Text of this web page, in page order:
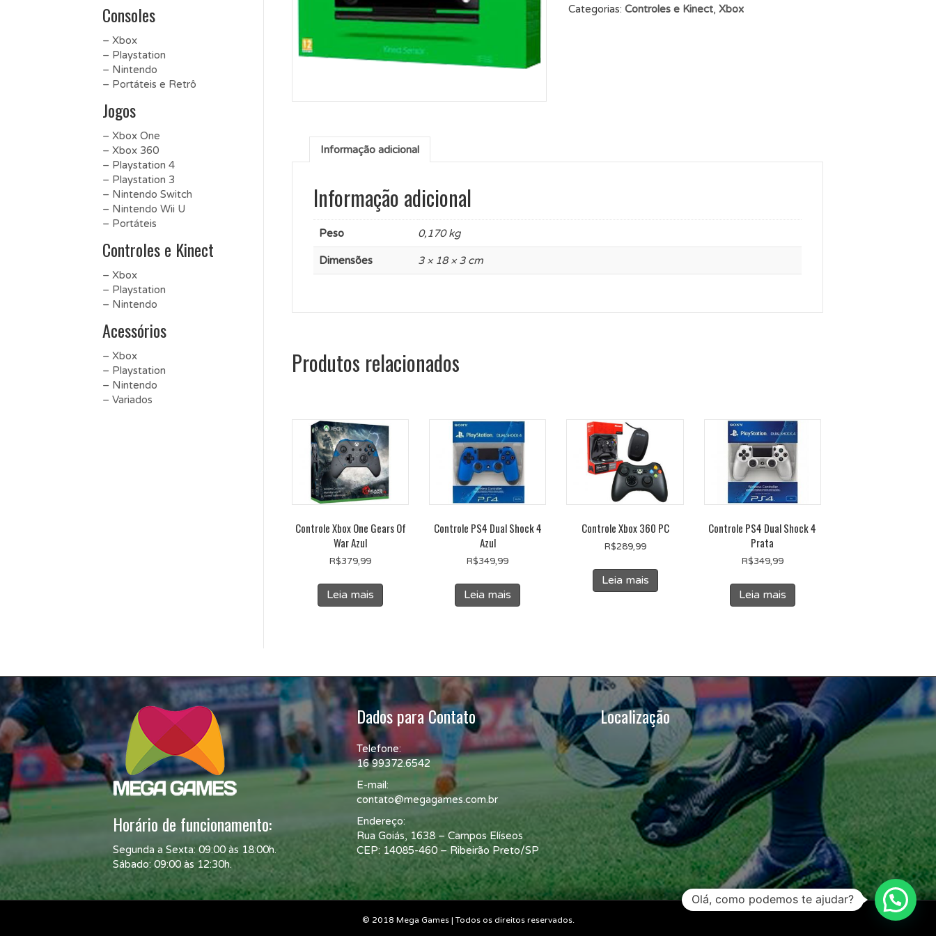
Categorias: Controles e Kinect, Xbox
Informação adicional
Informação adicional
Peso 0,170 kg
Dimensões 3 × 18 × 3 cm
Produtos relacionados
Controle Xbox One Gears Of
War Azul
R$379,99
Leia mais
Controle PS4 Dual Shock 4
Azul
R$349,99
Leia mais
Controle Xbox 360 PC
R$289,99
Leia mais
Controle PS4 Dual Shock 4
Prata
R$349,99
Leia mais
Consoles
– Xbox
– Playstation
– Nintendo
– Portáteis e Retrô
Jogos
– Xbox One
– Xbox 360
– Playstation 4
– Playstation 3
– Nintendo Switch
– Nintendo Wii U
– Portáteis
Controles e Kinect
– Xbox
– Playstation
– Nintendo
Acessórios
– Xbox
– Playstation
– Nintendo
– Variados
Horário de funcionamento:
Segunda a Sexta: 09:00 às 18:00h.
Sábado: 09:00 às 12:30h.
Dados para Contato
Telefone:
16 99372.6542
E-mail:
contato@megagames.com.br
Endereço:
Rua Goiás, 1638 – Campos Elíseos
CEP: 14085-460 – Ribeirão Preto/SP
Localização
© 2018 Mega Games | Todos os direitos reservados.
Olá, como podemos te ajudar?